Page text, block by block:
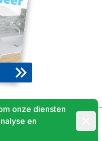
onze diensten
en